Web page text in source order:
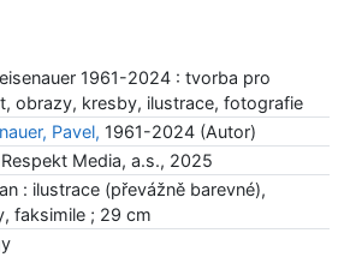
1961-2024 : tvorba pro
obrazy, kresby, ilustrace, fotografie
Pavel, 1961-2024 (Autor)
Media, a.s., 2025
: ilustrace (převážně barevné),
faksimile ; 29 cm